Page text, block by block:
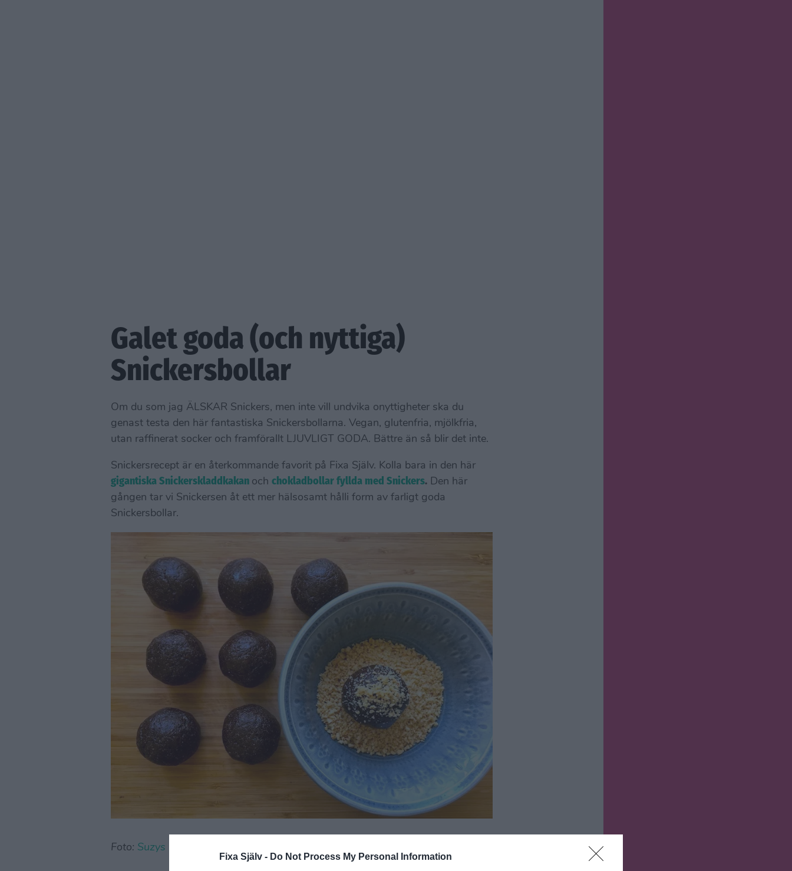
Fixa Själv - Do Not Process My Personal Information
Galet goda (och nyttiga)
Snickersbollar
Om du som jag ÄLSKAR Snickers, men inte vill undvika onyttigheter ska du
genast testa den här fantastiska Snickersbollarna. Vegan, glutenfria, mjölkfria,
utan raffinerat socker och framförallt LJUVLIGT GODA. Bättre än så blir det inte.
Snickersrecept är en återkommande favorit på Fixa Själv. Kolla bara in den här
gigantiska Snickerskladdkakan och chokladbollar fyllda med Snickers. Den här
gången tar vi Snickersen åt ett mer hälsosamt hålli form av farligt goda
Snickersbollar.
Foto: Suzys Green Kitchen